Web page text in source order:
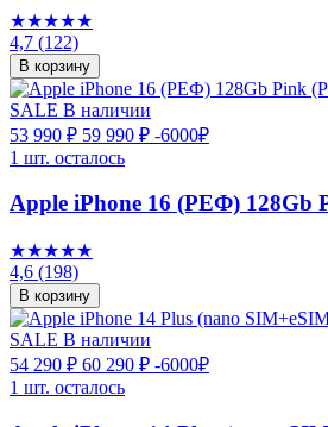
★★★★★
4,7 (122)
В корзину
SALE В наличии
53 990 ₽ 59 990 ₽ -6000₽
1 шт. осталось
Apple iPhone 16 (РЕФ) 128Gb
★★★★★
4,6 (198)
В корзину
SALE В наличии
54 290 ₽ 60 290 ₽ -6000₽
1 шт. осталось